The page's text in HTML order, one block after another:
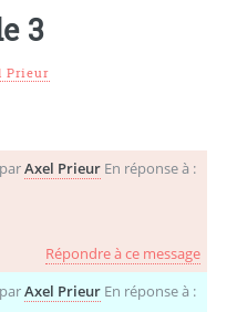
3
Prieur
parAxel Prieur En réponse à :
Répondre à ce message
parAxel Prieur En réponse à :